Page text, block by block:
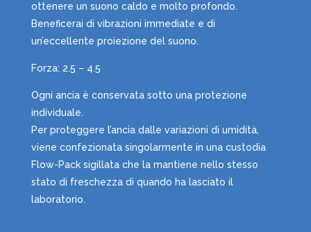
ottenere un suono caldo e molto profondo.
Beneficerai di vibrazioni immediate e di
un’eccellente proiezione del suono.
Forza: 2.5 – 4.5
Ogni ancia è conservata sotto una protezione
individuale.
Per proteggere l’ancia dalle variazioni di umidità,
viene confezionata singolarmente in una custodia
Flow-Pack sigillata che la mantiene nello stesso
stato di freschezza di quando ha lasciato il
laboratorio.